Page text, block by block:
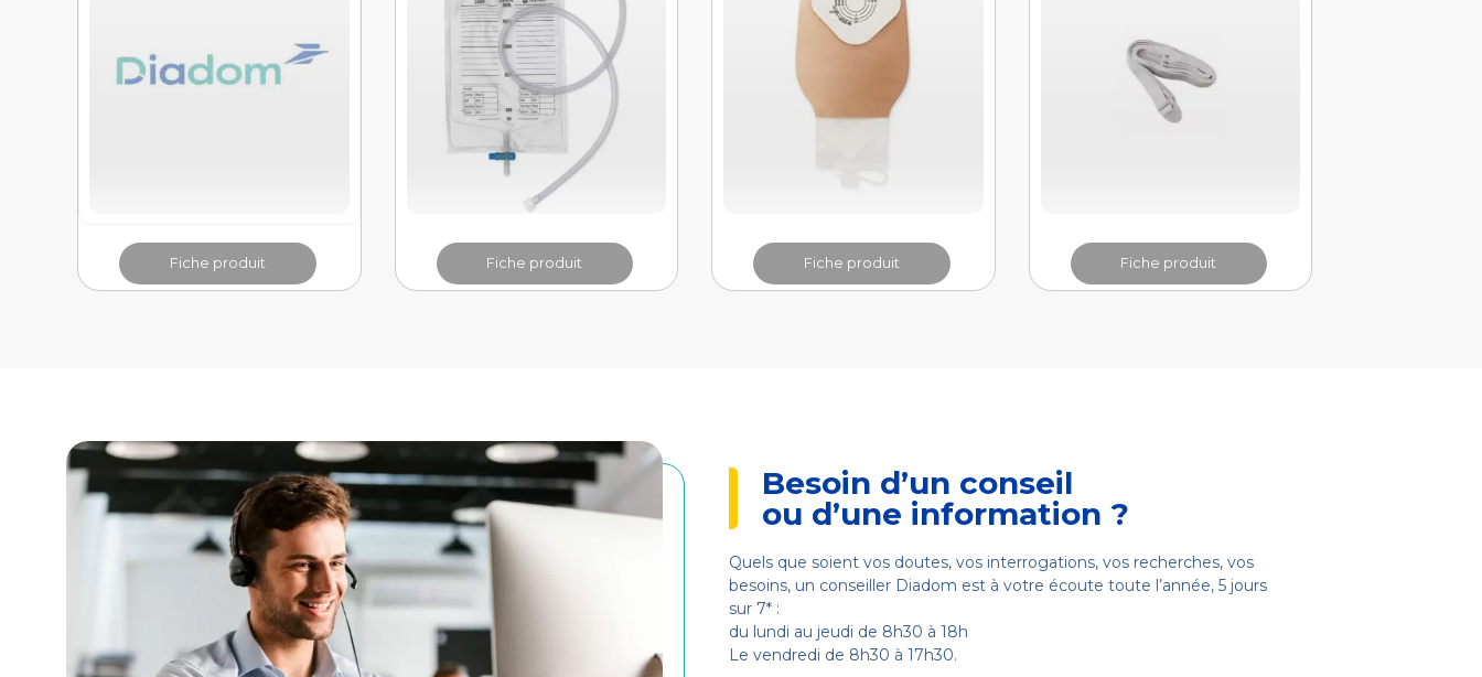
Fiche produit Fiche produit Fiche produit Fiche produit
Besoin d’un conseil
ou d’une information ?
Quels que soient vos doutes, vos interrogations, vos recherches, vos
besoins, un conseiller Diadom est à votre écoute toute l’année, 5 jours
sur 7* :
du lundi au jeudi de 8h30 à 18h
Le vendredi de 8h30 à 17h30.